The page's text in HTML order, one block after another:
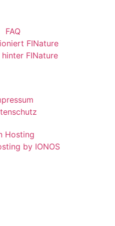
FAQ
FINature
FINature
by IONOS